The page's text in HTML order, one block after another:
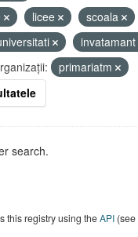
licee scoala
invatamant
primariatm
search.
this registry using theAPI (see